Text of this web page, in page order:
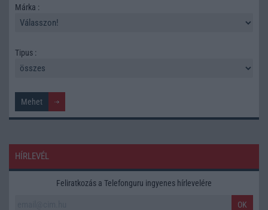
Márka :
Tipus :
HÍRLEVÉL
Feliratkozás a Telefonguru ingyenes hírlevelére
OK